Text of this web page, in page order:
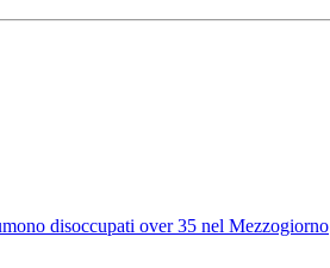
disoccupati over 35 nel Mezzogiorno